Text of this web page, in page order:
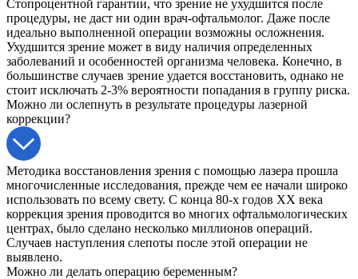
Стопроцентной гарантии, что зрение не ухудшится после
процедуры, не даст ни один врач-офтальмолог. Даже после
идеально выполненной операции возможны осложнения.
Ухудшится зрение может в виду наличия определенных
заболеваний и особенностей организма человека. Конечно, в
большинстве случаев зрение удается восстановить, однако не
стоит исключать 2-3% вероятности попадания в группу риска.
Можно ли ослепнуть в результате процедуры лазерной
коррекции?
Методика восстановления зрения с помощью лазера прошла
многочисленные исследования, прежде чем ее начали широко
использовать по всему свету. С конца 80-х годов XX века
коррекция зрения проводится во многих офтальмологических
центрах, было сделано несколько миллионов операций.
Случаев наступления слепоты после этой операции не
выявлено.
Можно ли делать операцию беременным?